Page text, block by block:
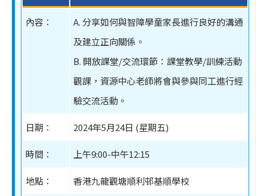
內容：
A. 分享如何與智障學童家長進行良好的溝通
及建立正向關係。
B. 開放課堂/交流環節：課堂教學/訓練活動
觀課，資源中心老師將會與參與同工進行經
驗交流活動。
日期： 2024年5月24日 (星期五)
時間： 上午9:00-中午12:15
地點： 香港九龍觀塘順利邨基順學校